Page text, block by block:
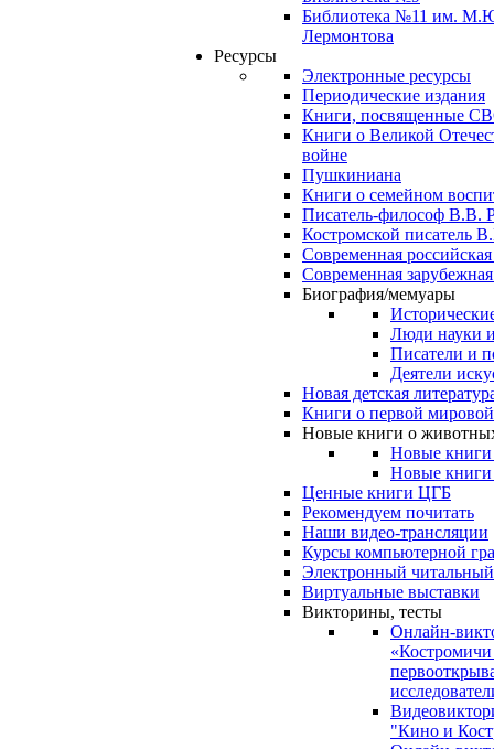
Библиотека №11 им.
Лермонтова
Ресурсы
Электронные ресурсы
Периодические издания
Книги, посвященные
Книги о Великой
войне
Пушкиниана
Книги о семейном
Писатель-философ В.В.
Костромской писатель
Современная российская
Современная
Биография/мемуары
Люди науки
Писатели и
Деятели
Новая детская
Книги о первой
Новые книги о
Новые книги
Новые книги
Ценные книги ЦГБ
Рекомендуем почитать
Наши видео-трансляции
Курсы компьютерной
Электронный читальный
Виртуальные выставки
Викторины, тесты
Онлайн-
"Кино и